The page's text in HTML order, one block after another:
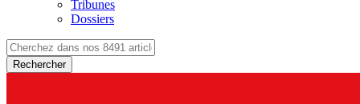
Tribunes
Dossiers
Rechercher